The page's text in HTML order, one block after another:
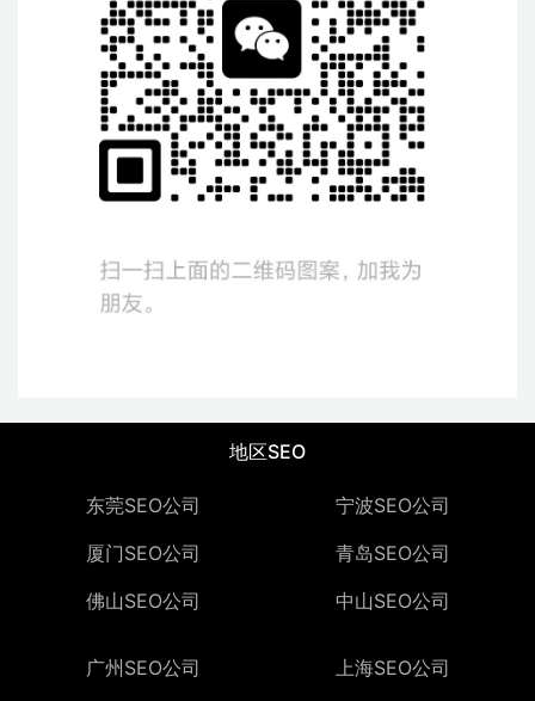
地区SEO
东莞SEO公司
厦门SEO公司
佛山SEO公司
宁波SEO公司
青岛SEO公司
中山SEO公司
广州SEO公司
上海SEO公司